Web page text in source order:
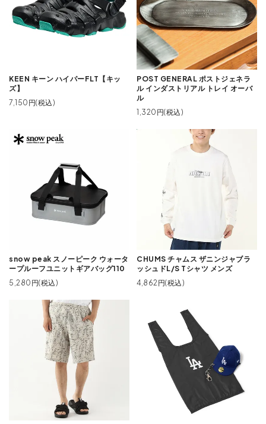
KEEN キーン ハイパーFLT【キッ
ズ】
7,150円(税込)
POST GENERAL ポストジェネラ
ル インダストリアル トレイ オーバ
ル
1,320円(税込)
snow peak スノーピーク ウォータ
ープルーフユニットギアバッグ110
5,280円(税込)
CHUMS チャムス ザニンジャブラ
ッシュドL/S Tシャツ メンズ
4,862円(税込)